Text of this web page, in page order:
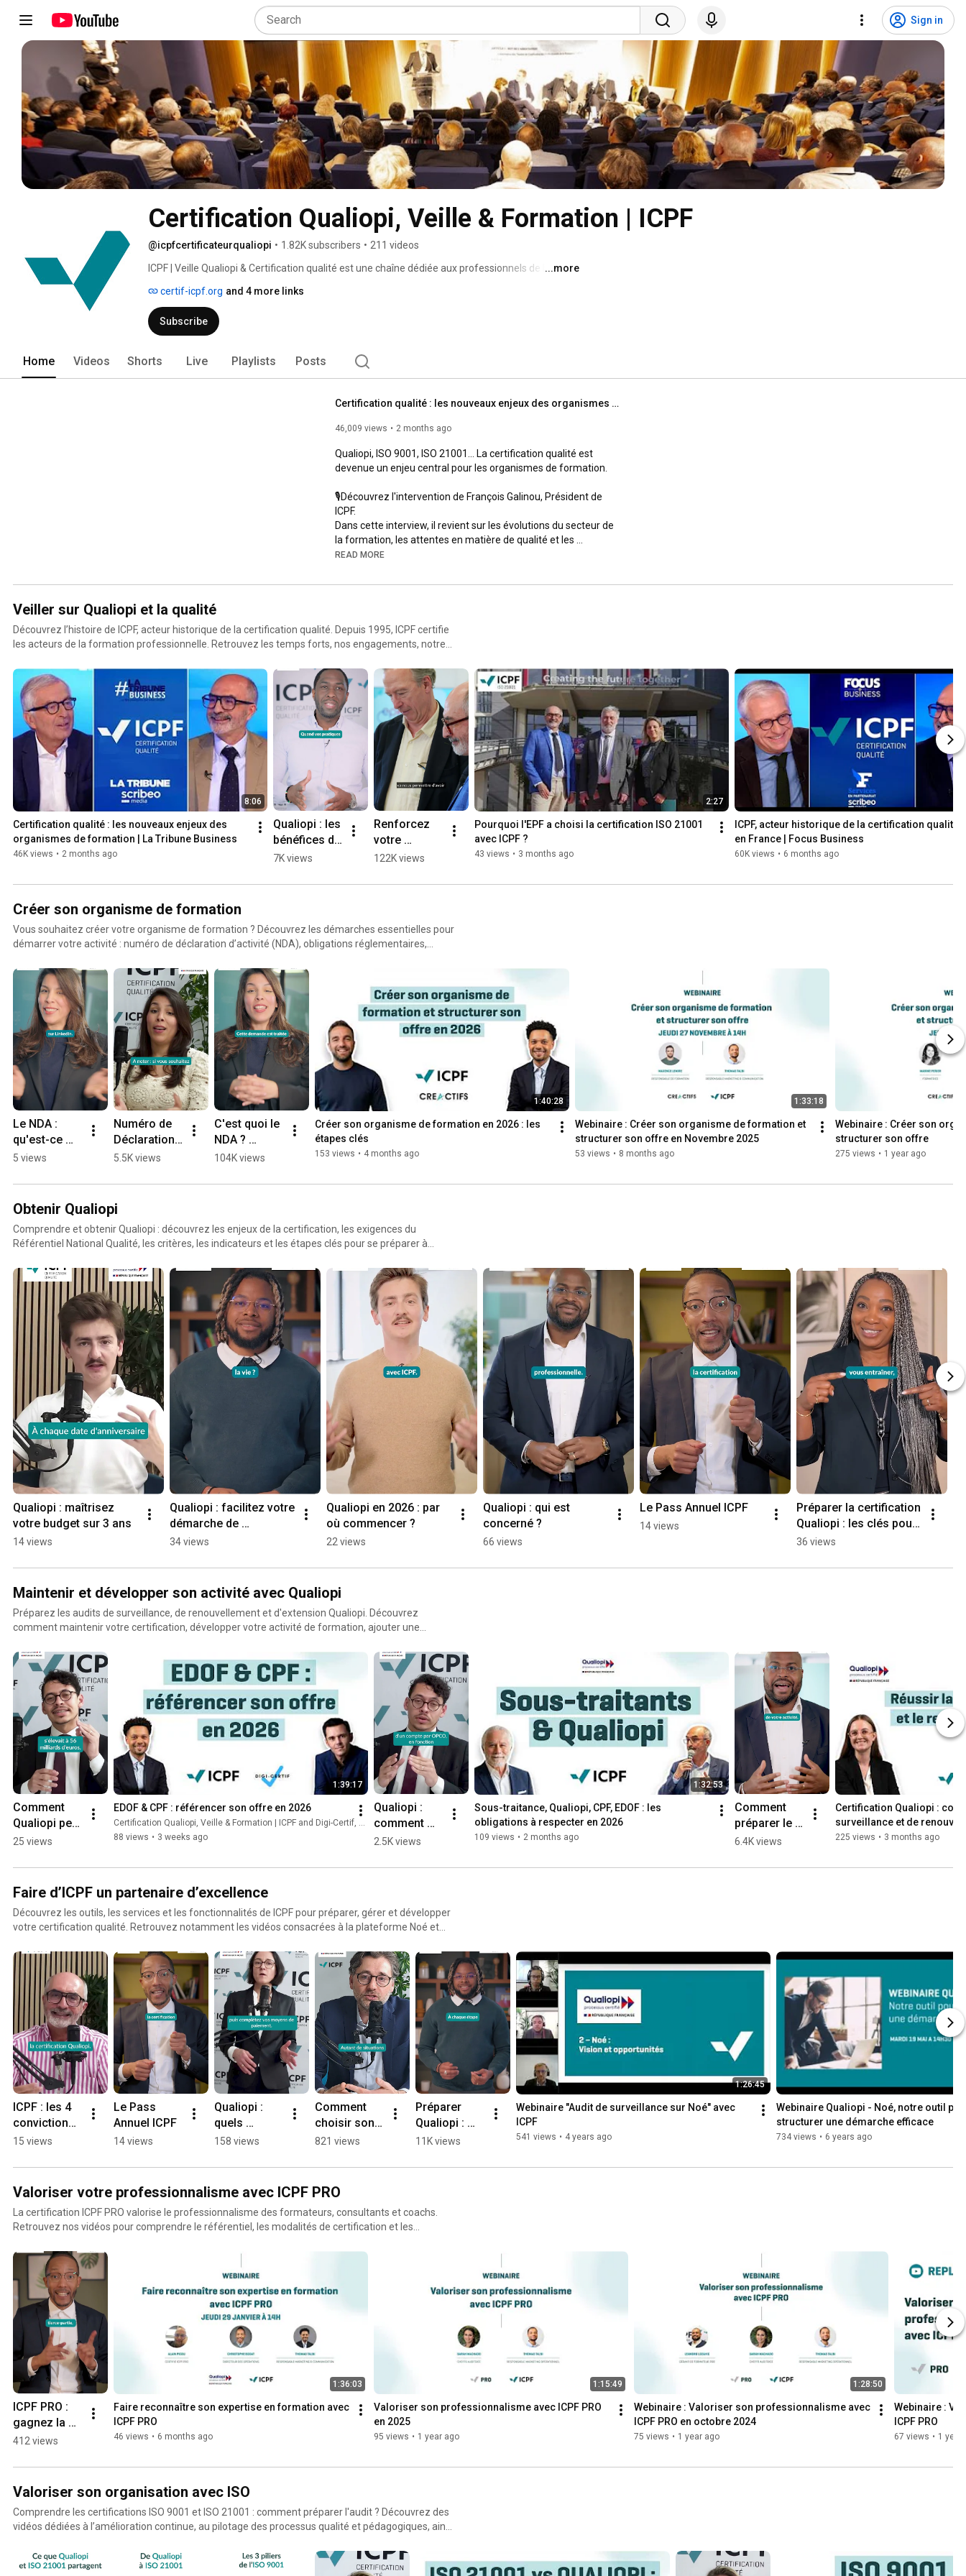
Sign in
Certification Qualiopi, Veille & Formation | ICPF
@icpfcertificateurqualiopi • 1.82K subscribers • 211 videos
ICPF | Veille Qualiopi & Certification qualité est une chaîne dédiée aux professionnels de la
professionnelle.
...more
certif-icpf.org and 4 more links
Subscribe
Home Videos Shorts Live Playlists Posts
Certification qualité : les nouveaux enjeux des organismes de formation | La Tribune Business
46,009 views 2 months ago
Qualiopi, ISO 9001, ISO 21001... La certification qualité est
devenue un enjeu central pour les organismes de formation.
🎙️Découvrez l'intervention de François Galinou, Président de
ICPF.
Dans cette interview, il revient sur les évolutions du secteur de
la formation, les attentes en matière de qualité et les
perspectives de la formation professionnelle en France et à
Vous avez un organisme de formation ? Engagez-vous dans la
avec ICPF : http://bit.ly/4kHfXZP
#icpf #formationprofessionnelle#qualiopi
#certificationqualité #latribunebusiness
READ MORE
Veiller sur Qualiopi et la qualité
Découvrez l’histoire de ICPF, acteur historique de la certification qualité. Depuis 1995, ICPF certifie
les acteurs de la formation professionnelle. Retrouvez les temps forts, nos engagements, notre
8:06
Certification qualité : les nouveaux enjeux des
organismes de formation | La Tribune Business
46K views • 2 months ago
Qualiopi : les
bénéfices de
la
pour GATS
#icpf #2026
#shorts
7K views
Renforcez
votre
crédibilité
21001 #icpf
122K views
2:27
Pourquoi l'EPF a choisi la certification ISO 21001
avec ICPF ?
43 views • 3 months ago
ICPF, acteur historique de la certification qualité
en France | Focus Business
60K views • 6 months ago
Créer son organisme de formation
Vous souhaitez créer votre organisme de formation ? Découvrez les démarches essentielles pour
démarrer votre activité : numéro de déclaration d’activité (NDA), obligations réglementaires,
Le NDA :
qu'est-ce
que c'est et
l'obtenir ?
5 views
Numéro de
Déclaration
d’Activité :
obligatoire ?
5.5K views
C'est quoi le
NDA ?
Comment
2026 ? #icpf
104K views
1:40:28
Créer son organisme de formation en 2026 : les
étapes clés
153 views • 4 months ago
1:33:18
Webinaire : Créer son organisme de formation et
structurer son offre en Novembre 2025
53 views • 8 months ago
Webinaire : Créer son
structurer son offre
275 views • 1 year ago
Obtenir Qualiopi
Comprendre et obtenir Qualiopi : découvrez les enjeux de la certification, les exigences du
Référentiel National Qualité, les critères, les indicateurs et les étapes clés pour se préparer à
Qualiopi : maîtrisez
votre budget sur 3 ans
14 views
Qualiopi : facilitez votre
démarche de
certification avec Noé
34 views
Qualiopi en 2026 : par
où commencer ?
22 views
Qualiopi : qui est
concerné ?
66 views
Le Pass Annuel ICPF
14 views
Préparer la certification
Qualiopi : les clés pour
réussir
36 views
Maintenir et développer son activité avec Qualiopi
Préparez les audits de surveillance, de renouvellement et d'extension Qualiopi. Découvrez
comment maintenir votre certification, développer votre activité de formation, ajouter une
France Travail...).
Comment
Qualiopi peut
développer
d'affaires ?
25 views
1:39:17
EDOF & CPF : référencer son offre en 2026
Certification Qualiopi, Veille & Formation | ICPF and Digi-Certif, accompagnement Qualiopi des OF
88 views • 3 weeks ago
Qualiopi :
comment
faire
formations
2.5K views
1:32:53
Sous-traitance, Qualiopi, CPF, EDOF : les
obligations à respecter en 2026
109 views • 2 months ago
Comment
préparer le
renouvellem
en 2026 ?
6.4K views
Certification Qualiopi :
surveillance et de
225 views • 3 months ago
Faire d’ICPF un partenaire d’excellence
Découvrez les outils, les services et les fonctionnalités de ICPF pour préparer, gérer et développer
votre certification qualité. Retrouvez notamment les vidéos consacrées à la plateforme Noé et
ICPF : les 4
convictions
du leader
15 views
Le Pass
Annuel ICPF
14 views
Qualiopi :
quels
moyens de
choisir sur
Noé ?
158 views
Comment
choisir son
organisme
Qualiopi ?
821 views
Préparer
Qualiopi :
gagnez du
Noé #icpf
11K views
1:26:45
Webinaire "Audit de surveillance sur Noé" avec
ICPF
541 views • 4 years ago
Webinaire Qualiopi - Noé, notre outil
structurer une démarche efficace
734 views • 6 years ago
Valoriser votre professionnalisme avec ICPF PRO
La certification ICPF PRO valorise le professionnalisme des formateurs, consultants et coachs.
Retrouvez nos vidéos pour comprendre le référentiel, les modalités de certification et les
ICPF PRO :
gagnez la
confiance de
grâce à la
certification
qualité
412 views
1:36:03
Faire reconnaître son expertise en formation avec
ICPF PRO
46 views • 6 months ago
1:15:49
Valoriser son professionnalisme avec ICPF PRO
en 2025
95 views • 1 year ago
1:28:50
Webinaire : Valoriser son professionnalisme avec
ICPF PRO en octobre 2024
75 views • 1 year ago
Webinaire :
ICPF PRO
67 views • 1 year
Valoriser son organisation avec ISO
Comprendre les certifications ISO 9001 et ISO 21001 : comment préparer l'audit ? Découvrez des
vidéos dédiées à l’amélioration continue, au pilotage des processus qualité et pédagogiques, ainsi